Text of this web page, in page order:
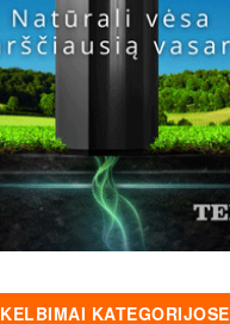
KATEGORIJOSE